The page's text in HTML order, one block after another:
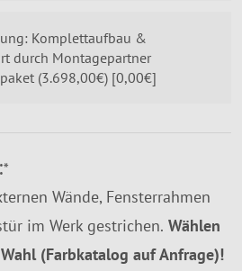
Komplettaufbau &
durch Montagepartner
(3.698,00€) [0,00€]
*
Wände, Fensterrahmen
im Werk gestrichen. Wählen
(Farbkatalog auf Anfrage)!